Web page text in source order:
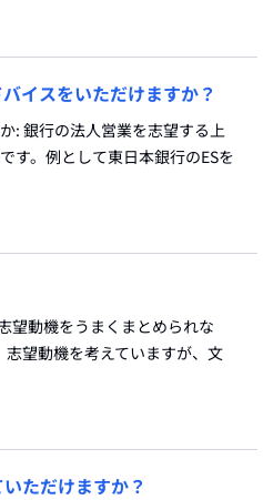
イスをいただけますか？
: 銀行の法人営業を志望する上
す。例として東日本銀行のESを
望動機をうまくまとめられな
望動機を考えていますが、文
ただけますか？